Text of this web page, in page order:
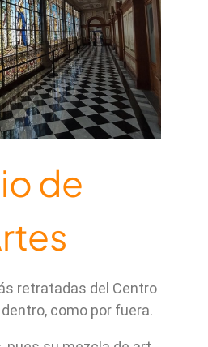
de
retratadas del Centro
como por fuera.